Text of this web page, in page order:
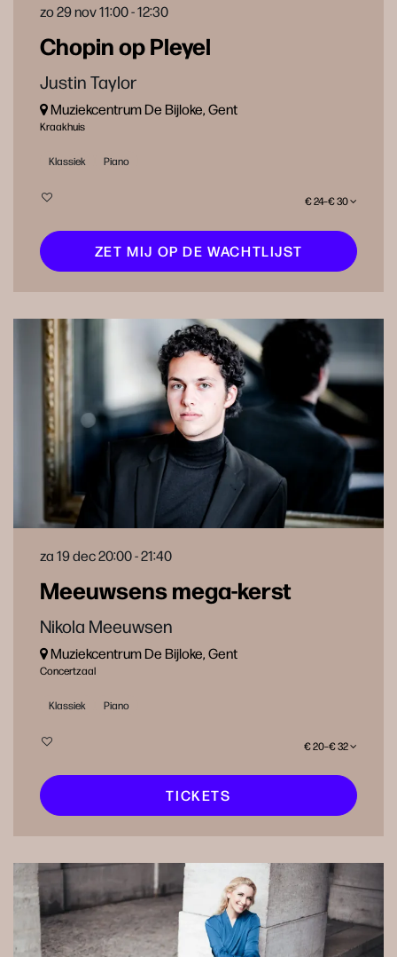
Chopin op Pleyel
Justin Taylor
zo 29 nov11:00 - 12:30
Muziekcentrum De Bijloke, Gent
Kraakhuis
Klassiek Piano
€ 24–€ 30
ZET MIJ OP DE WACHTLIJST
Meeuwsens mega-kerst
Nikola Meeuwsen
za 19 dec20:00 - 21:40
Muziekcentrum De Bijloke, Gent
Concertzaal
Klassiek Piano
€ 20–€ 32
TICKETS